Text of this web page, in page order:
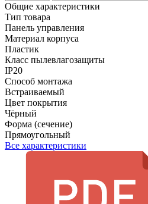
Общие характеристики
Тип товара
Панель управления
Материал корпуса
Пластик
Класс пылевлагозащиты
IP20
Способ монтажа
Встраиваемый
Цвет покрытия
Чёрный
Форма (сечение)
Прямоугольный
Все характеристики